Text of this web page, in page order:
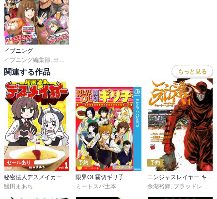
イブニング
イブニング編集部, 出端祐大
関連する作品 もっと見る
セールあり
秘密法人デスメイカー
鰻田まあち
予約
限界OL霧切ギリ子
ミートスパ土本
予約
余湖裕輝 ブラッドレー・ボンド